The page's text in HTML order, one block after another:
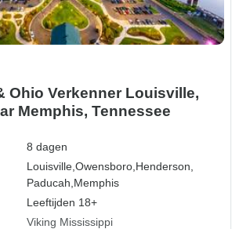
Ohio Verkenner Louisville,
Memphis, Tennessee
8 dagen
Louisville,Owensboro, Henderson,
Paducah, Memphis
Leeftijden 18+
Viking Mississippi